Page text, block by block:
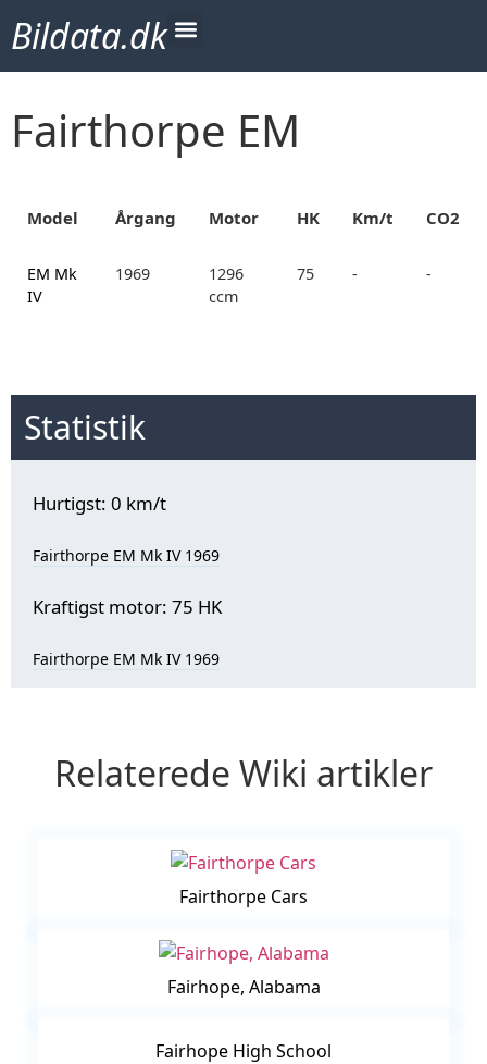
Bildata.dk
Fairthorpe EM
Model Årgang Motor HK Km/t CO2
EM Mk
IV
1969
1296
ccm
75 - -
Statistik
Hurtigst: 0 km/t
Fairthorpe EM Mk IV 1969
Kraftigst motor: 75 HK
Fairthorpe EM Mk IV 1969
Relaterede Wiki artikler
Fairthorpe Cars
Fairhope, Alabama
Fairhope High School